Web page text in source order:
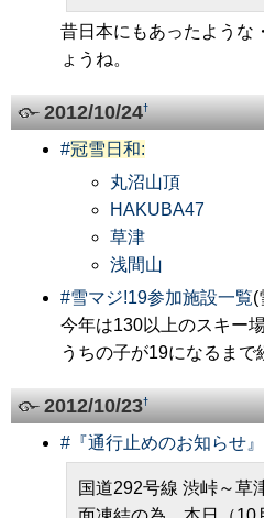
昔日本にもあったような
ょうね。
2012/10/24†
#冠雪日和:
丸沼山頂
HAKUBA47
草津
浅間山
#雪マジ!19参加施設一覧(
今年は130以上のスキー
うちの子が19になるまで
2012/10/23†
# 『通行止めのお知らせ』
国道292号線 渋峠～草